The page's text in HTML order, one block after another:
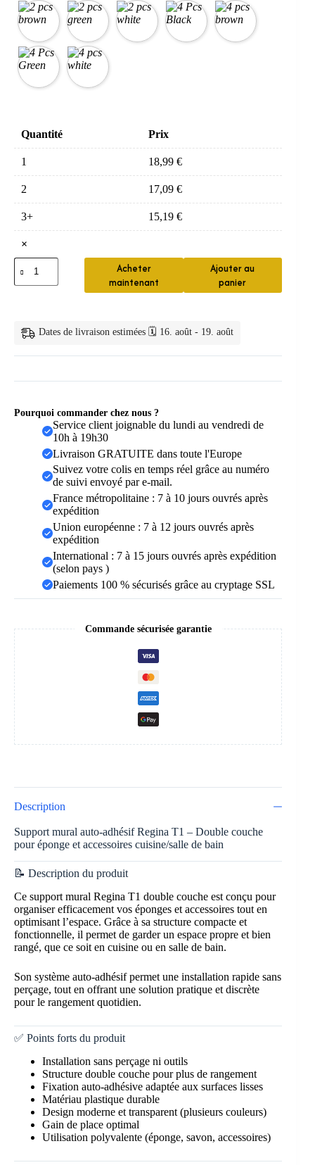
Quantité Prix
1 18,99 €
2 17,09 €
3+ 15,19 €
×
quantité
de
Support
Regina
Acheter
maintenant
Ajouter au
panier
Dates de livraison estimées 🗓️ 16. août - 19. août
Pourquoi commander chez nous ?
Service client joignable du lundi au vendredi de
10h à 19h30
Livraison GRATUITE dans toute l'Europe
Suivez votre colis en temps réel grâce au numéro
de suivi envoyé par e-mail.
France métropolitaine : 7 à 10 jours ouvrés après
expédition
Union européenne : 7 à 12 jours ouvrés après
expédition
International : 7 à 15 jours ouvrés après expédition
(selon pays )
Paiements 100 % sécurisés grâce au cryptage SSL
Commande sécurisée garantie
Description
Support mural auto-adhésif Regina T1 – Double couche
pour éponge et accessoires cuisine/salle de bain
📝 Description du produit
Ce support mural Regina T1 double couche est conçu pour
organiser efficacement vos éponges et accessoires tout en
optimisant l’espace. Grâce à sa structure compacte et
fonctionnelle, il permet de garder un espace propre et bien
rangé, que ce soit en cuisine ou en salle de bain.
Son système auto-adhésif permet une installation rapide sans
perçage, tout en offrant une solution pratique et discrète
pour le rangement quotidien.
✅ Points forts du produit
Installation sans perçage ni outils
Structure double couche pour plus de rangement
Fixation auto-adhésive adaptée aux surfaces lisses
Matériau plastique durable
Design moderne et transparent (plusieurs couleurs)
Gain de place optimal
Utilisation polyvalente (éponge, savon, accessoires)